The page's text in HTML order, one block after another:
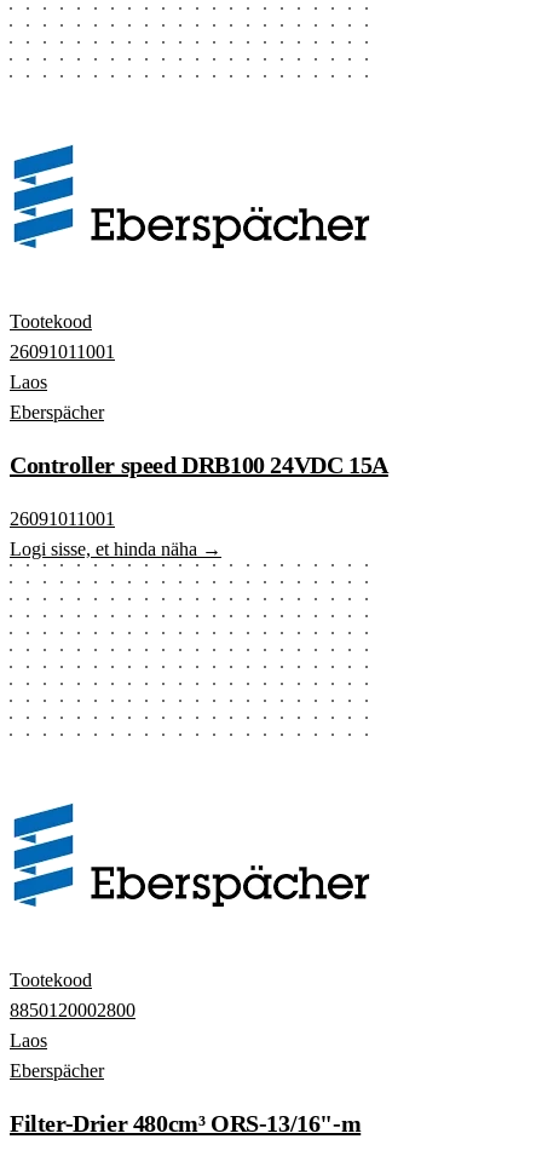
Tootekood
26091011001
Laos
Eberspächer
Controller speed DRB100 24VDC 15A
26091011001
Logi sisse, et hinda näha →
Tootekood
8850120002800
Laos
Eberspächer
Filter-Drier 480cm³ ORS-13/16"-m